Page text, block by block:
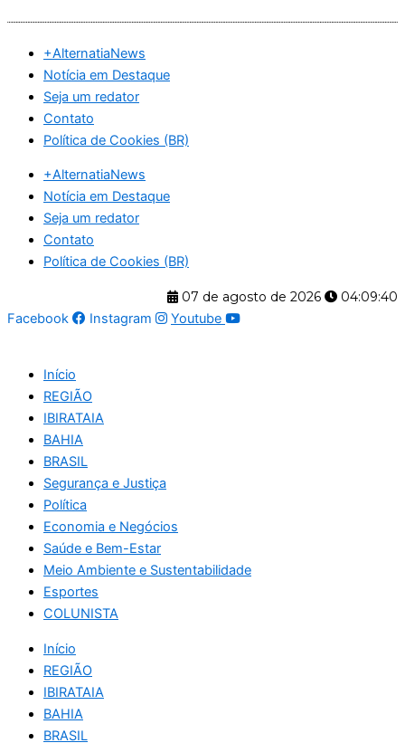
conteúdo
+AlternatiaNews
Notícia em Destaque
Seja um redator
Contato
Política de Cookies (BR)
+AlternatiaNews
Notícia em Destaque
Seja um redator
Contato
Política de Cookies (BR)
07 de agosto de 2026
04:09:41
Facebook
Instagram Youtube
Início
REGIÃO
IBIRATAIA
BAHIA
BRASIL
Segurança e Justiça
Política
Economia e Negócios
Saúde e Bem-Estar
Meio Ambiente e Sustentabilidade
Esportes
COLUNISTA
Início
REGIÃO
IBIRATAIA
BAHIA
BRASIL